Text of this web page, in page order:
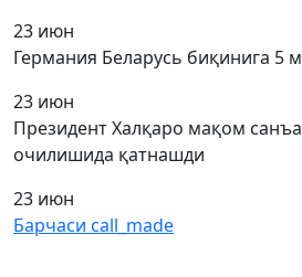
23 июн
Германия Беларусь биқинига 5
23 июн
Президент Халқаро мақом
очилишида қатнашди
23 июн
Барчаси call_made